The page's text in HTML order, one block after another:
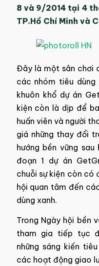
8 và 9/2014 tại 4
TP.Hồ Chí Minh và
Đây là một sân chơi
các nhóm tiêu
khuôn khổ dự án
kiện còn là dịp để
huấn viên và người
giá những thay đổi
hướng bền vững
đoạn 1 dự án
chuỗi sự kiện còn có
hội quan tâm đến
dùng xanh.
Trong Ngày hội bền
tham gia tiếp tục
những sáng kiến
các hoạt động giao